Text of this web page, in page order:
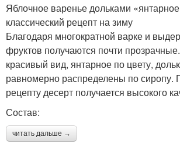
Яблочное варенье дольками
классический рецепт на зиму
Благодаря многократной варке и
фруктов получаются почти
красивый вид, янтарное по цвету,
равномерно распределены по сиропу.
рецепту десерт получается высокого
Состав:
читать дальше →